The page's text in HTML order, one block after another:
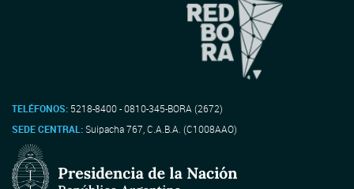
TELÉFONOS: 5218-8400 - 0810-345-BORA (2672)
SEDE CENTRAL:Suipacha 767, C.A.B.A. (C1008AAO)